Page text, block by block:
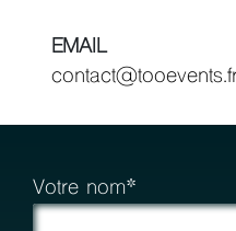
EMAIL
Votre nom*